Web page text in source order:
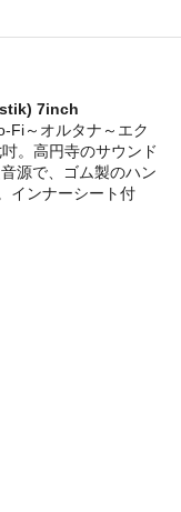
7inch
Fi～オルタナ～エク
。高円寺のサウンド
源で、ゴム製のハン
インナーシート付